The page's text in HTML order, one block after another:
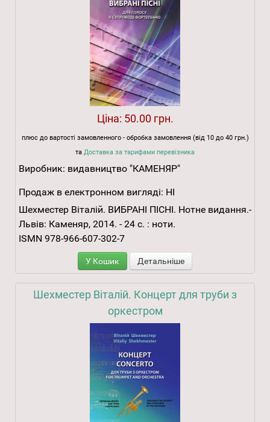
Ціна: 50.00 грн.
плюс до вартості замовленного - обробка замовлення (від 10 до 40 грн.)
та Доставка за тарифами перевізника
Виробник: видавництво "КАМЕНЯР"
Продаж в електронном вигляді: НІ
Шехместер Віталій. ВИБРАНІ ПІСНІ. Нотне видання.-
Львів: Каменяр, 2014. - 24 с. : ноти.
ISMN 978-966-607-302-7
У Кошик Детальніше
Шехместер Віталій. Концерт для труби з
оркестром